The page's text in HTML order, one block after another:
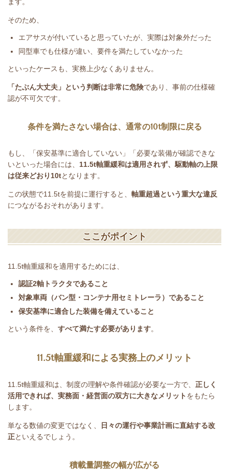
そのため、
エアサスが付いていると思っていたが、実際は対象外だった
同型車でも仕様が違い、要件を満たしていなかった
といったケースも、実務上少なくありません。
「たぶん大丈夫」という判断は非常に危険であり、事前の仕様確
認が不可欠です。
条件を満たさない場合は、通常の10t制限に戻る
もし、「保安基準に適合していない」「必要な装備が確認できな
いといった場合には、 11.5t軸重緩和は適用されず、駆動軸の上限
は従来どおり 10tとなります。
この状態で11.5tを前提に運行すると、 軸重超過という重大な違反
につながるおそれがあります。
ここがポイント
11.5t軸重緩和を適用するためには、
認証2軸トラクタであること
対象車両（バン型・コンテナ用セミトレーラ）であること
保安基準に適合した装備を備えていること
という条件を、 すべて満たす必要があります。
11.5t軸重緩和による実務上のメリット
11.5t軸重緩和は、制度の理解や条件確認が必要な一方で、 正しく
活用できれば、実務面・経営面の双方に大きなメリットをもたら
します。
単なる数値の変更ではなく、
日々の運行や事業計画に直結する改
正といえるでしょう。
積載量調整の幅が広がる